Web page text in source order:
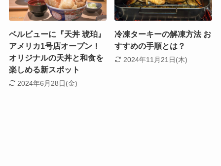
ベルビューに『天丼 琥珀』
アメリカ1号店オープン！
オリジナルの天丼と和食を
楽しめる新スポット
2024年6月28日(金)
冷凍ターキーの解凍方法 お
すすめの手順とは？
2024年11月21日(木)